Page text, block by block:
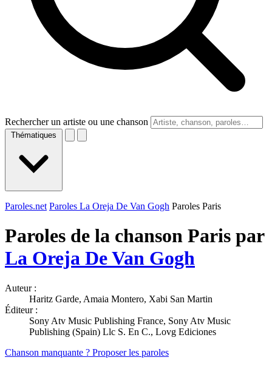
Rechercher un artiste ou une chanson
Thématiques
Paroles.net Paroles La Oreja De Van Gogh Paroles Paris
Paroles de la chanson Paris par
La Oreja De Van Gogh
Auteur :
Haritz Garde, Amaia Montero, Xabi San Martin
Éditeur :
Sony Atv Music Publishing France, Sony Atv Music
Publishing (Spain) Llc S. En C., Lovg Ediciones
Chanson manquante ? Proposer les paroles